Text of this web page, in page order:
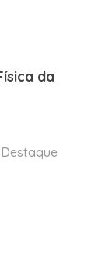
da
Destaque